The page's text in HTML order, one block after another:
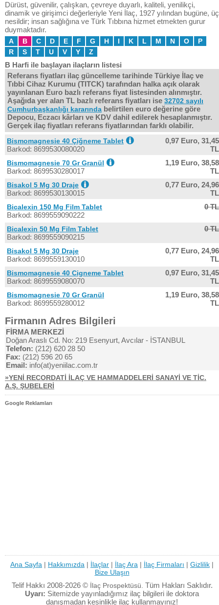
Dürüst, güvenilir, çalışkan, çevreye duyarlı, kaliteli, yenilikçi,
dinamik ve girişimci değerleriyle Yeni İlaç, 1927 yılından bugüne, üç
nesildir; insan sağlığına ve Türk Tıbbına hizmet etmekten gurur
duymaktadır.
A B C D E F G H I K L M N O
P
R
S T U V Y Z
B Harfi ile başlayan ilaçların listesi
Referans fiyatları ilaç güncelleme tarihinde Türkiye İlaç ve
Tıbbi Cihaz Kurumu (TITCK) tarafından halka açık olarak
yayınlanan Euro bazlı referans fiyat listesinden alınmıştır.
Aşağıda yer alan TL bazlı referans fiyatları ise 32702 sayılı
Cumhurbaşkanlığı kararında belirtilen euro değerine göre
Depocu, Eczacı kârları ve KDV dahil edilerek hesaplanmıştır.
Gerçek ilaç fiyatları referans fiyatlarından farklı olabilir.
Bismomagnesie 40 Çiğneme Tablet
Barkod: 8699530080020
0,97 Euro, 31,45
TL
Bismomagnesie 70 Gr Granül
Barkod: 8699530280017
1,19 Euro, 38,58
TL
Bisakol 5 Mg 30 Draje
Barkod: 8699530130015
0,77 Euro, 24,96
TL
Bicalexin 150 Mg Film Tablet
Barkod: 8699559090222
0 TL
Bicalexin 50 Mg Film Tablet
Barkod: 8699559090215
0 TL
Bisakol 5 Mg 30 Draje
Barkod: 8699559130010
0,77 Euro, 24,96
TL
Bismomagnesie 40 Cigneme Tablet
Barkod: 8699559080070
0,97 Euro, 31,45
TL
Bismomagnesie 70 Gr Granül
Barkod: 8699559280012
1,19 Euro, 38,58
TL
Firmanın Adres Bilgileri
FİRMA MERKEZİ
Doğan Araslı Cd. No: 219 Esenyurt, Avcılar - İSTANBUL
Telefon: (212) 620 28 50
Fax: (212) 596 20 65
Email: info(at)yeniilac.com.tr
»YENİ RECORDATİ İLAÇ VE HAMMADDELERİ SANAYİ VE TİC.
A.Ş. ŞUBELERİ
Google Reklamları
Ana Sayfa | Hakkımızda | İlaçlar | İlaç Ara | İlaç Firmaları | Gizlilik |
Bize Ulaşın
Telif Hakkı 2008-2026 © İlaç Prospektüsü. Tüm Hakları Saklıdır.
Uyarı: Sitemizde yayınladığımız ilaç bilgileri ile doktora
danışmadan kesinlikle ilaç kullanmayınız!